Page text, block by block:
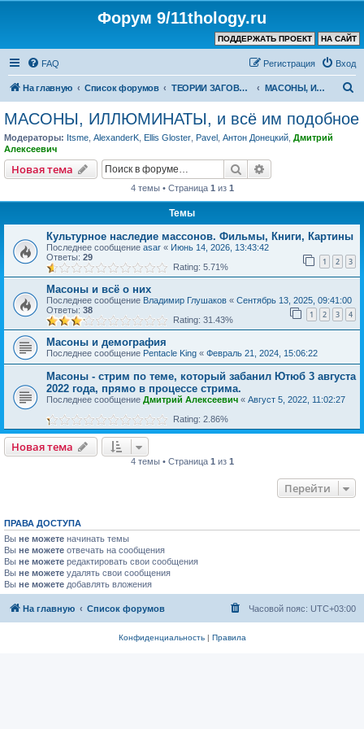
Форум 9/11thology.ru
НА САЙТ
ПОДДЕРЖАТЬ ПРОЕКТ
FAQ Вход
Регистрация
На главную Список форумов ТЕОРИИ ЗАГОВОРА (не связанные с 9/11) МАСОНЫ, ИЛЛЮМИНАТЫ, и всё им подобное
и
МАСОНЫ, ИЛЛЮМИНАТЫ, и всё им подобное
Модераторы: Itsme AlexanderK Ellis Gloster Pavel Антон Донецкий Дмитрий
Алексеевич
Новая тема Поиск
4 темы • Страница 1 из 1
Темы
Культурное наследие массонов. Фильмы, Книги, Картины
Последнее сообщение asar « Июнь 14, 2026, 13:43:42
Ответы: 29 1 2 3
Rating: 5.71%
Масоны и всё о них
Последнее сообщение Владимир Глушаков « Сентябрь 13, 2025, 09:41:00
Ответы: 38 1 2 3 4
Rating: 31.43%
Масоны и демография
Последнее сообщение Pentacle King « Февраль 21, 2024, 15:06:22
Масоны - стрим по теме, который забанил Ютюб 3 августа
2022 года, прямо в процессе стрима.
Последнее сообщение Дмитрий Алексеевич « Август 5, 2022, 11:02:27
Rating: 2.86%
Новая тема
4 темы • Страница 1 из 1
Перейти
ПРАВА ДОСТУПА
Вы не можете начинать темы
Вы не можете отвечать на сообщения
Вы не можете редактировать свои сообщения
Вы не можете удалять свои сообщения
Вы не можете добавлять вложения
На главную Список форумов Часовой пояс: UTC+03:00
Конфиденциальность| Правила